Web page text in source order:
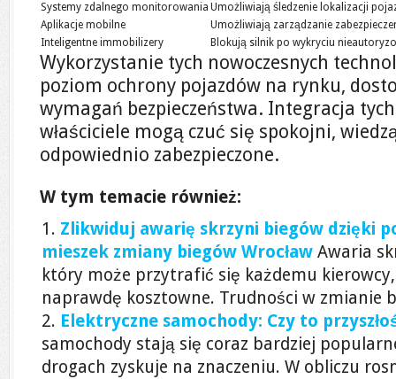
Systemy zdalnego monitorowania Umożliwiają śledzenie lokalizacji
Aplikacje mobilne
Umożliwiają zarządzanie
Inteligentne immobilizery
Blokują silnik po wykryciu
Wykorzystanie tych nowoczesnych
poziom ochrony pojazdów na rynku,
wymagań bezpieczeństwa. Integracja
właściciele mogą czuć się spokojni,
odpowiednio zabezpieczone.
W tym temacie również:
Zlikwiduj awarię skrzyni biegów dzięki
mieszek zmiany biegów Wrocław Awaria
który może przytrafić się każdemu
naprawdę kosztowne. Trudności w zmianie
Elektryczne samochody: Czy to
samochody stają się coraz bardziej
drogach zyskuje na znaczeniu. W obliczu